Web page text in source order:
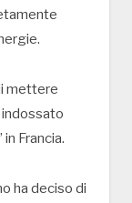
mettere
indossato
Francia.
ha deciso di